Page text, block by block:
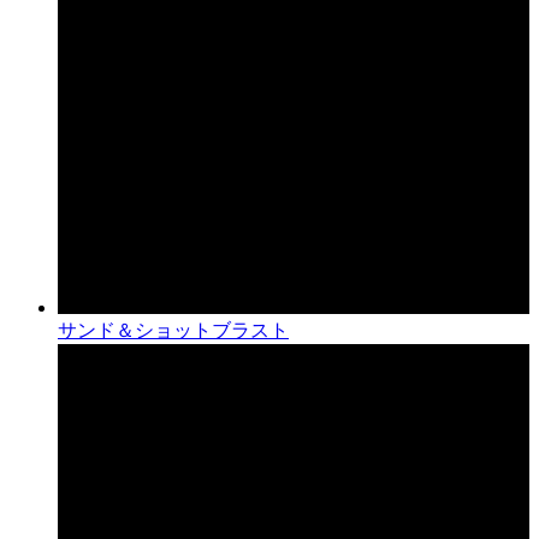
サンド＆ショットブラスト